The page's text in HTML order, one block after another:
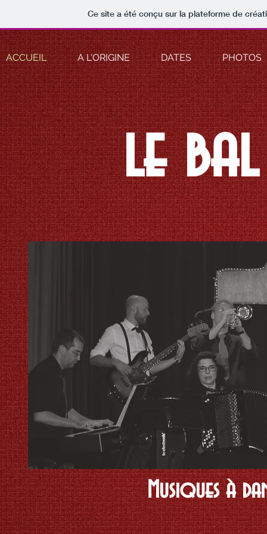
Ce site a été conçu sur la plateforme de
ACCUEIL A L'ORIGINE DATES PHOTOS
Musiques à
le bal